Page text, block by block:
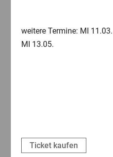
weitere Termine: MI
MI 13.05.
Ticket kaufen